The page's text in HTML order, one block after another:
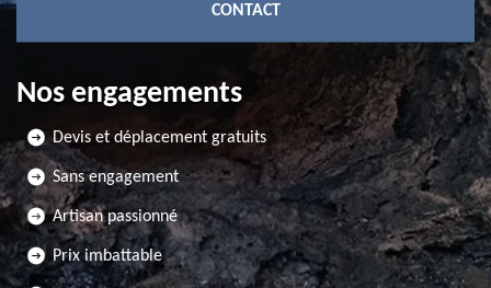
CONTACT
Nos engagements
Devis et déplacement gratuits
Sans engagement
Artisan passionné
Prix imbattable